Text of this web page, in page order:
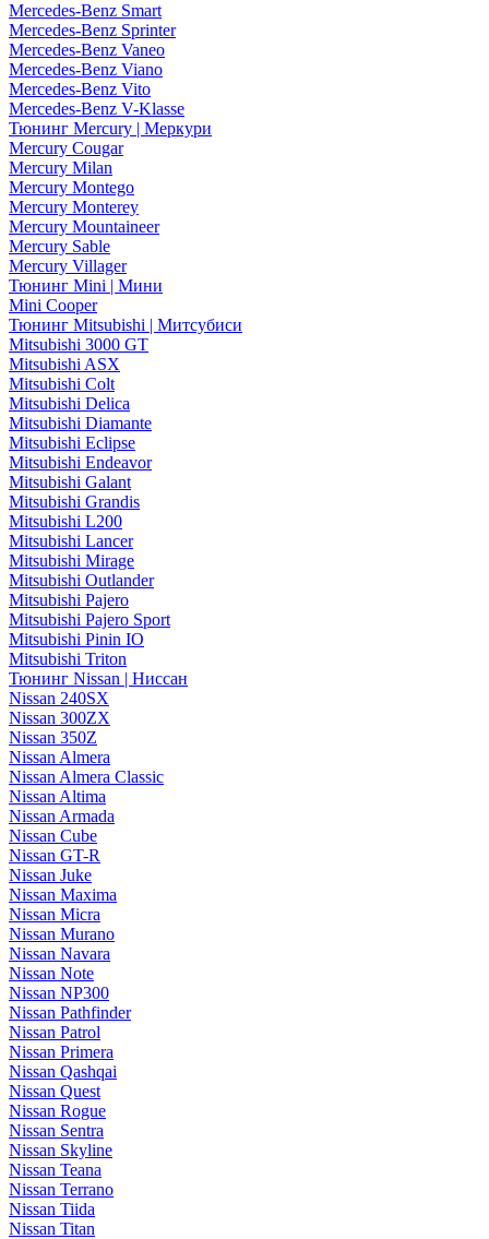
Mercedes-Benz Smart
Mercedes-Benz Sprinter
Mercedes-Benz Vaneo
Mercedes-Benz Viano
Mercedes-Benz Vito
Mercedes-Benz V-Klasse
Тюнинг Mercury | Меркури
Mercury Cougar
Mercury Milan
Mercury Montego
Mercury Monterey
Mercury Mountaineer
Mercury Sable
Mercury Villager
Тюнинг Mini | Мини
Mini Cooper
Тюнинг Mitsubishi | Митсубиси
Mitsubishi 3000 GT
Mitsubishi ASX
Mitsubishi Colt
Mitsubishi Delica
Mitsubishi Diamante
Mitsubishi Eclipse
Mitsubishi Endeavor
Mitsubishi Galant
Mitsubishi Grandis
Mitsubishi L200
Mitsubishi Lancer
Mitsubishi Mirage
Mitsubishi Outlander
Mitsubishi Pajero
Mitsubishi Pajero Sport
Mitsubishi Pinin IO
Mitsubishi Triton
Тюнинг Nissan | Ниссан
Nissan 240SX
Nissan 300ZX
Nissan 350Z
Nissan Almera
Nissan Almera Classic
Nissan Altima
Nissan Armada
Nissan Cube
Nissan GT-R
Nissan Juke
Nissan Maxima
Nissan Micra
Nissan Murano
Nissan Navara
Nissan Note
Nissan NP300
Nissan Pathfinder
Nissan Patrol
Nissan Primera
Nissan Qashqai
Nissan Quest
Nissan Rogue
Nissan Sentra
Nissan Skyline
Nissan Teana
Nissan Terrano
Nissan Tiida
Nissan Titan